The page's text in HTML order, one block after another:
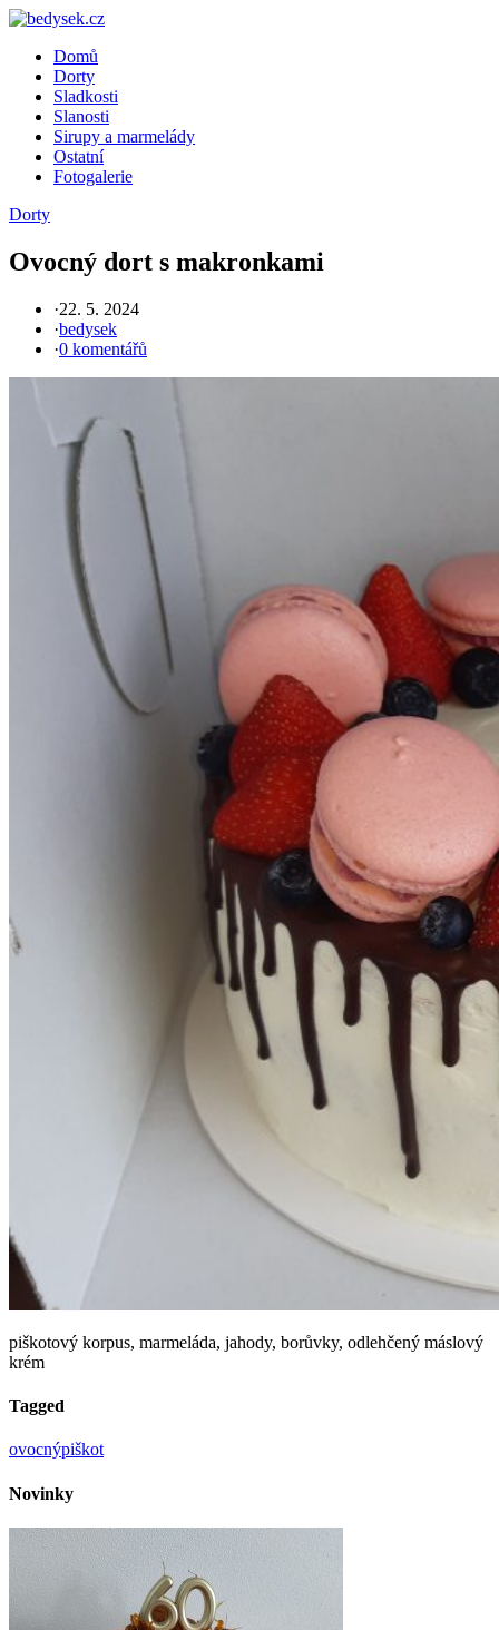
Skip
contentDomů
Dorty
Sladkosti
Slanosti
Sirupy a marmelády
Ostatní
Fotogalerie
Dorty
Ovocný dort s makronkami
·22. 5. 2024
·bedysek
·0 komentářů
piškotový korpus, marmeláda, jahody, borůvky, odlehčený máslový
krém
Tagged
ovocnýpiškot
Novinky